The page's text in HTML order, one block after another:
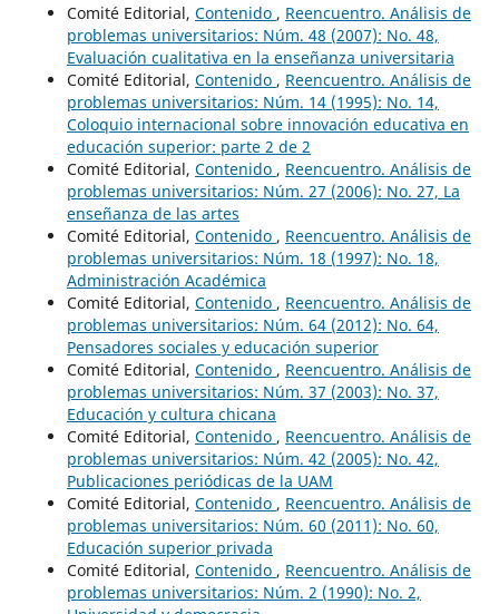
Comité Editorial, Contenido , Reencuentro. Análisis de
problemas universitarios: Núm. 48 (2007): No. 48,
Evaluación cualitativa en la enseñanza universitaria
Comité Editorial, Contenido , Reencuentro. Análisis de
problemas universitarios: Núm. 14 (1995): No. 14,
Coloquio internacional sobre innovación educativa en
educación superior: parte 2 de 2
Comité Editorial, Contenido , Reencuentro. Análisis de
problemas universitarios: Núm. 27 (2006): No. 27, La
enseñanza de las artes
Comité Editorial, Contenido , Reencuentro. Análisis de
problemas universitarios: Núm. 18 (1997): No. 18,
Administración Académica
Comité Editorial, Contenido , Reencuentro. Análisis de
problemas universitarios: Núm. 64 (2012): No. 64,
Pensadores sociales y educación superior
Comité Editorial, Contenido , Reencuentro. Análisis de
problemas universitarios: Núm. 37 (2003): No. 37,
Educación y cultura chicana
Comité Editorial, Contenido , Reencuentro. Análisis de
problemas universitarios: Núm. 42 (2005): No. 42,
Publicaciones periódicas de la UAM
Comité Editorial, Contenido , Reencuentro. Análisis de
problemas universitarios: Núm. 60 (2011): No. 60,
Educación superior privada
Comité Editorial, Contenido , Reencuentro. Análisis de
problemas universitarios: Núm. 2 (1990): No. 2,